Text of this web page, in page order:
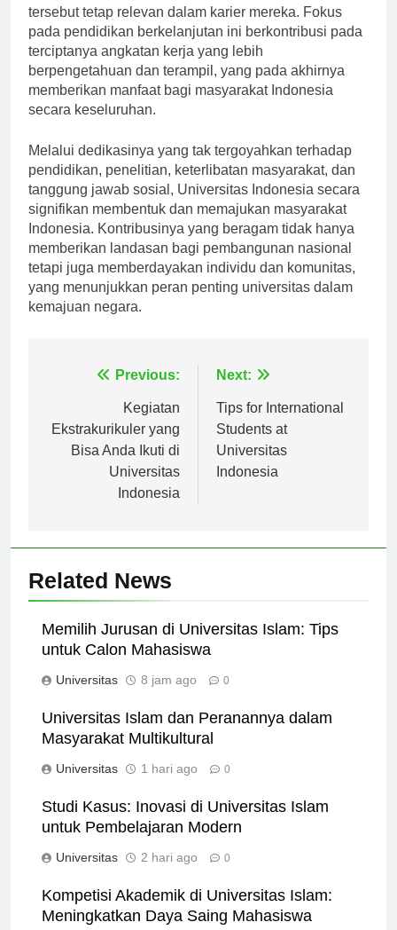
dengan tren yang muncul, memastikan bahwa tren
tersebut tetap relevan dalam karier mereka. Fokus
pada pendidikan berkelanjutan ini berkontribusi pada
terciptanya angkatan kerja yang lebih
berpengetahuan dan terampil, yang pada akhirnya
memberikan manfaat bagi masyarakat Indonesia
Melalui dedikasinya yang tak tergoyahkan terhadap
pendidikan, penelitian, keterlibatan masyarakat, dan
tanggung jawab sosial, Universitas Indonesia secara
signifikan membentuk dan memajukan masyarakat
Indonesia. Kontribusinya yang beragam tidak hanya
memberikan landasan bagi pembangunan nasional
tetapi juga memberdayakan individu dan komunitas,
yang menunjukkan peran penting universitas dalam
pos
Kegiatan
Ekstrakurikuler yang
Bisa Anda Ikuti di
Universitas
Tips for International
Students at
Universitas
Related News
Memilih Jurusan di Universitas Islam: Tips
Universitas Islam dan Peranannya dalam
Studi Kasus: Inovasi di Universitas Islam
Kompetisi Akademik di Universitas Islam: